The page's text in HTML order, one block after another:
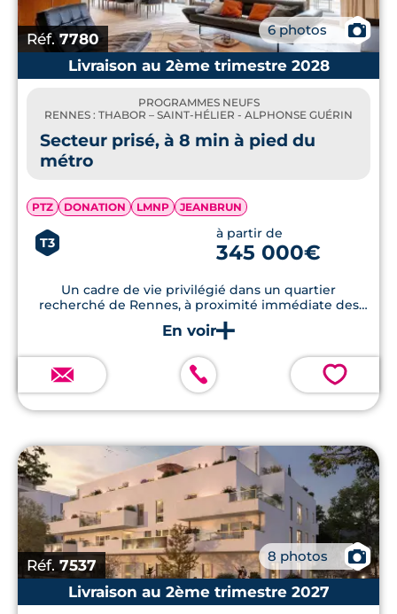
Réf. 7780 6 photos
📷
Livraison au 2ème trimestre 2028
PROGRAMMES NEUFS
RENNES : THABOR – SAINT-HÉLIER - ALPHONSE GUÉRIN
Secteur prisé, à 8 min à pied du
métro
PTZ DONATION LMNP JEANBRUN
T3
à partir de
345 000€
Un cadre de vie privilégié dans un quartier
recherché de Rennes, à proximité immédiate des
transports, des écoles et des commerces
💗
Réf. 7537 8 photos
📷
Livraison au 2ème trimestre 2027